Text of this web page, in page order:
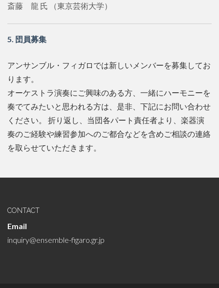
斎藤 龍 氏 （東京芸術大学）
5. 団員募集
アンサンブル・フィガロでは新しいメンバーを募集してお
ります。
オーケストラ演奏にご興味のある方、一緒にハーモニーを
奏でてみたいと思われる方は、是非、下記にお問い合わせ
ください。 折り返し、当団各パート責任者より、楽器演
奏のご経験や練習参加へのご都合などを含めご相談の連絡
を取らせていただきます。
CONTACT
Email
inquiry@ensemble-figaro.gr.jp